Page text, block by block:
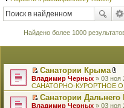
Найдено более 1000
П
е
р
е
й
Санатории Крыма
В
л
о
ж
е
Владимир Черных » 03 ноя
САНАТОРНО-КУРОРТНОЕ
П
Санатории Дальнего
Владимир Черных » 03 ноя